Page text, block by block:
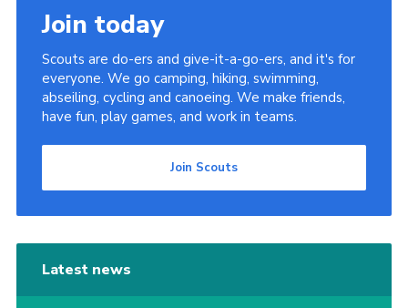
Join today
Scouts are do-ers and give-it-a-go-ers, and it's for
everyone. We go camping, hiking, swimming,
abseiling, cycling and canoeing. We make friends,
have fun, play games, and work in teams.
Join Scouts
Latest news